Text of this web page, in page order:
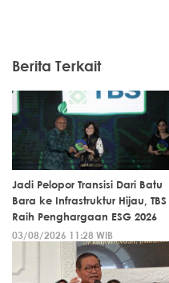
Berita Terkait
Jadi Pelopor Transisi Dari Batu
Bara ke Infrastruktur Hijau, TBS
Raih Penghargaan ESG 2026
03/08/2026 11:28 WIB